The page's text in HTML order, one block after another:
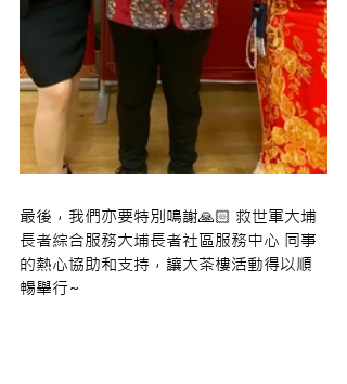
最後，我們亦要特別鳴謝🙏🏻 救世軍大埔
長者綜合服務大埔長者社區服務中心 同事
的熱心協助和支持，讓大茶樓活動得以順
暢舉行~